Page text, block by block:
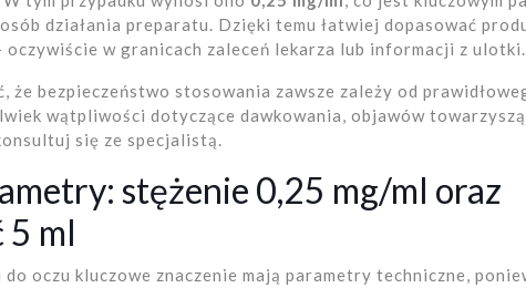
działania preparatu. Dzięki temu łatwiej dopasować
oczywiście w granicach zaleceń lekarza lub informacji z ulotki.
że bezpieczeństwo stosowania zawsze zależy od
wątpliwości dotyczące dawkowania, objawów
się ze specjalistą.
stężenie 0,25 mg/ml oraz
5 ml
oczu kluczowe znaczenie mają parametry techniczne,